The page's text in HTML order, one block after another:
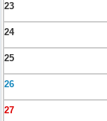
23
24
25
26
27